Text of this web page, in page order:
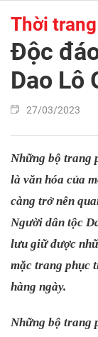
Thời trang
Độc
Dao Lô
27/03/2023
Những bộ trang
là văn hóa của
càng trở nên
Người dân tộc
lưu giữ được
mặc trang phục
hàng ngày.
Những bộ trang